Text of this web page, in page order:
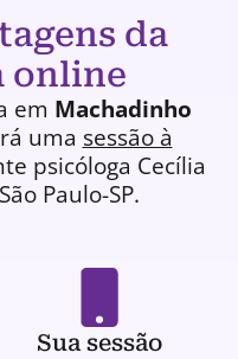
da
online
em Machadinho
uma sessão à
psicóloga Cecília
Paulo-SP.
Sua sessão